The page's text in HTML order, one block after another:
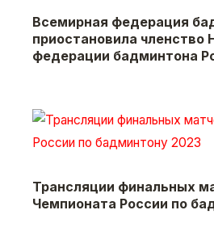
Всемирная федерация
приостановила членство
федерации бадминтона
Трансляции финальных
Чемпионата России по